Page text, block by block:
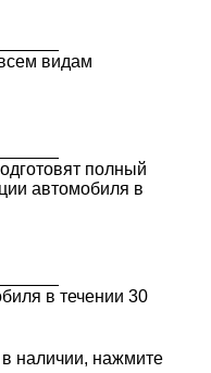
видам
полный
автомобиля в
в течении 30
наличии, нажмите